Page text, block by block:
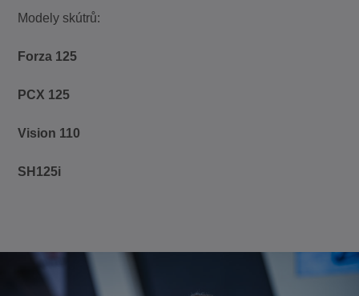
Modely skútrů:
Forza 125
PCX 125
Vision 110
SH125i